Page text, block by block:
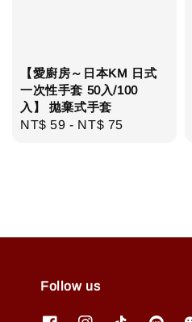
【愛廚房～日本KM 日式
一次性手套 50入/100
入】 拋棄式手套
Regular
NT$ 59 - NT$ 75
Follow us